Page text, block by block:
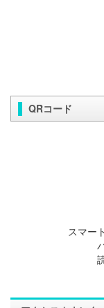
QRコード
スマー